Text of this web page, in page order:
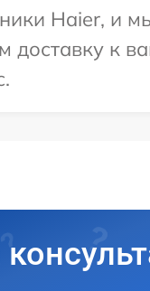
Haier, и
доставку к